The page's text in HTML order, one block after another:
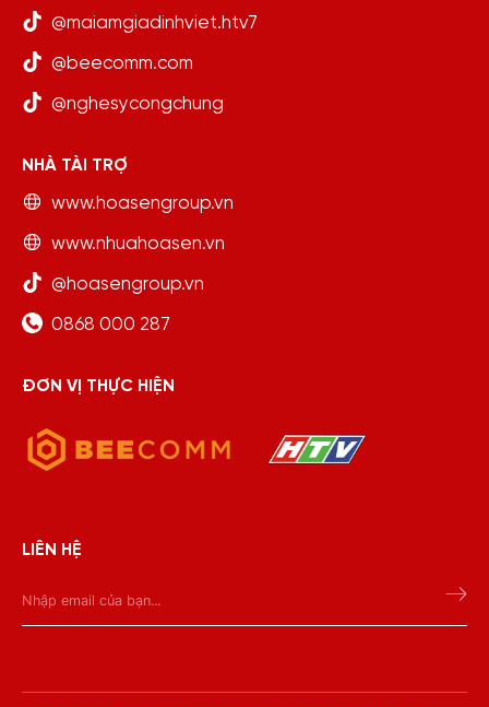
@maiamgiadinhviet.htv7
@beecomm.com
@nghesycongchung
NHÀ TÀI TRỢ
www.hoasengroup.vn
www.nhuahoasen.vn
@hoasengroup.vn
0868 000 287
ĐƠN VỊ THỰC HIỆN
LIÊN HỆ